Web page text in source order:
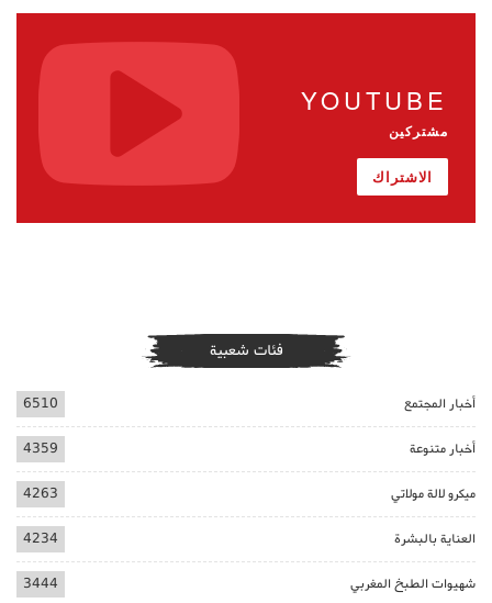
YOUTUBE
مشتركين
الاشتراك
فئات شعبية
أخبار المجتمع 6510
أخبار متنوعة 4359
ميكرو لالة مولاتي 4263
العناية بالبشرة 4234
شهيوات الطبخ المغربي 3444